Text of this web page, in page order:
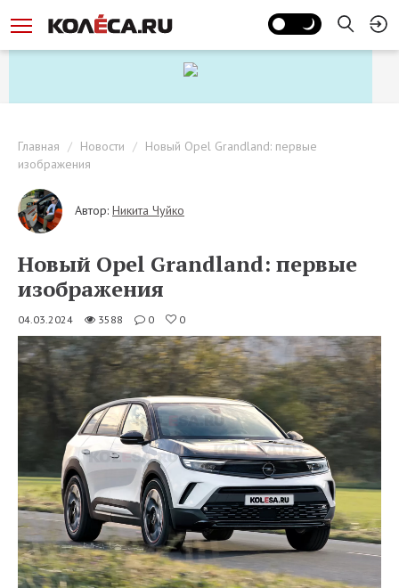
Главная Новости
Новый Opel Grandland: первые
изображения
Автор: Никита Чуйко
Новый Opel Grandland: первые
изображения
04.03.2024 3588 0 0